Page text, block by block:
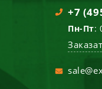
+7
Пн-Пт: